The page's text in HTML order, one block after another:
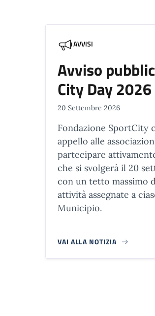
AVVISI
Avviso
City Day 2026
20 Settembre 2026
Fondazione SportCity
appello alle
partecipare
che si svolgerà il 20
con un tetto massimo
attività assegnate a
Municipio.
VAI ALLA NOTIZIA